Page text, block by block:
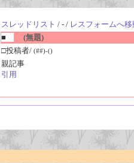
スレッドリスト / - / レスフォームへ移
■
(無題)
□投稿者/ (##)-()
親記事
引用